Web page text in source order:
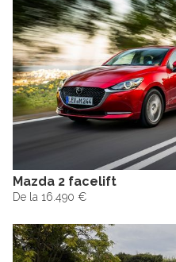
Mazda 2 facelift
De la 16.490 €